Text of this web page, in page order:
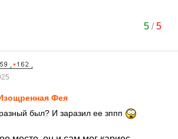
5/5
Фея
был? И заразил ее зппп